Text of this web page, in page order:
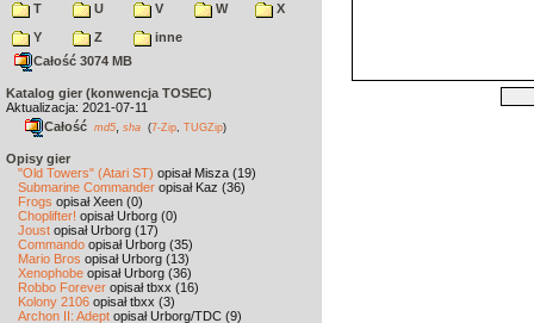
T
U V W
X
Y
Z
inne
Całość 3074 MB
Katalog gier (konwencja TOSEC)
Aktualizacja: 2021-07-11
Całość md5 sha (7-Zip TUGZip)
Opisy gier
"Old Towers" (Atari ST) opisał Misza (19)
Submarine Commander opisał Kaz (36)
Frogs opisał Xeen (0)
Choplifter! opisał Urborg (0)
Joust opisał Urborg (17)
Commando opisał Urborg (35)
Mario Bros opisał Urborg (13)
Xenophobe opisał Urborg (36)
Robbo Forever opisał tbxx (16)
Kolony 2106 opisał tbxx (3)
Archon II: Adept opisał Urborg/TDC (9)